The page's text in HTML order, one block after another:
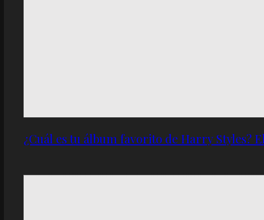
¿Cuál es tu álbum favorito de Harry Styles?